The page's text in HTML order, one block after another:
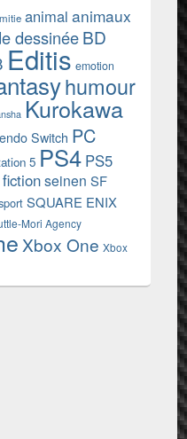
animal animaux
dessinéeBD
Editis emotion
humour
Kurokawa
Switch PC
5 PS4 PS5
seinen SF
SQUARE ENIX
Mori Agency
Xbox One Xbox